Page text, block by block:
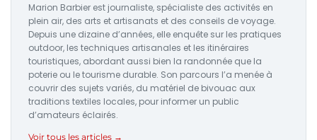
Marion Barbier est journaliste, spécialiste des activités en
plein air, des arts et artisanats et des conseils de voyage.
Depuis une dizaine d’années, elle enquête sur les pratiques
outdoor, les techniques artisanales et les itinéraires
touristiques, abordant aussi bien la randonnée que la
poterie ou le tourisme durable. Son parcours l’a menée à
couvrir des sujets variés, du matériel de bivouac aux
traditions textiles locales, pour informer un public
d’amateurs éclairés.
Voir tous les articles →